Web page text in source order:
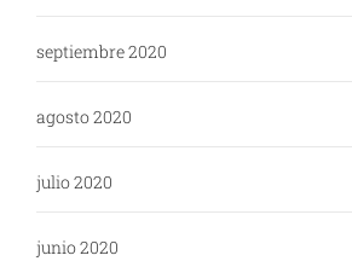
septiembre 2020
agosto 2020
julio 2020
junio 2020